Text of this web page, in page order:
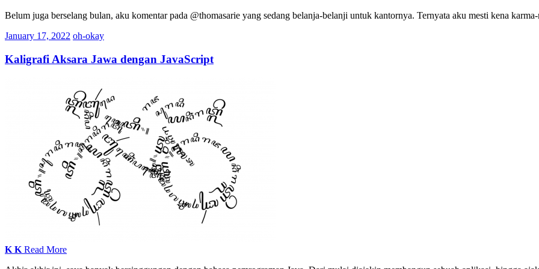
Belum juga berselang bulan, aku komentar pada @thomasarie yang sedang belanja-belanji untuk kantornya. Ternyata aku mesti kena
January 17, 2022 oh-okay
Kaligrafi Aksara Jawa dengan JavaScript
K K Read More